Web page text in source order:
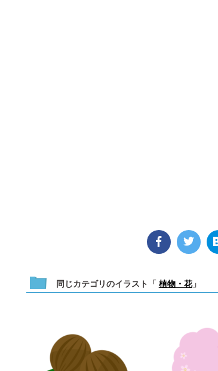
同じカテゴリのイラスト「 植物・花」